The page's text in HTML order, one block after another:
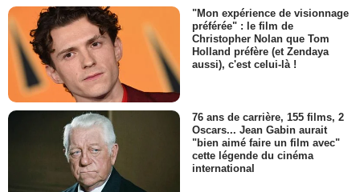
"Mon expérience de visionnage
préférée" : le film de
Christopher Nolan que Tom
Holland préfère (et Zendaya
aussi), c'est celui-là !
76 ans de carrière, 155 films, 2
Oscars... Jean Gabin aurait
"bien aimé faire un film avec"
cette légende du cinéma
international